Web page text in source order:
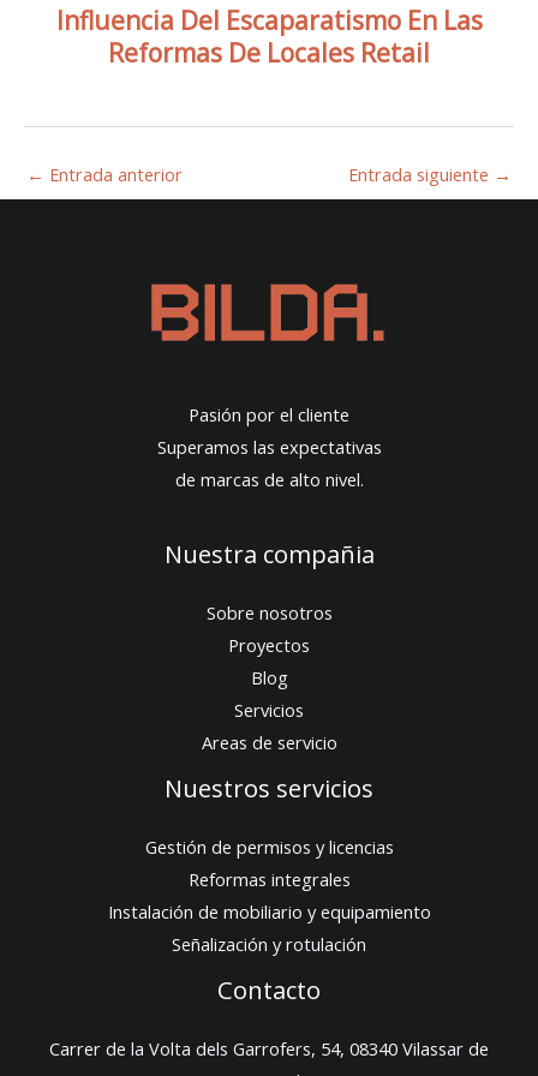
Influencia Del Escaparatismo En Las
Reformas De Locales Retail
← Entrada anterior Entrada siguiente →
Pasión por el cliente
Superamos las expectativas
de marcas de alto nivel.
Nuestra compañia
Sobre nosotros
Proyectos
Blog
Servicios
Areas de servicio
Nuestros servicios
Gestión de permisos y licencias
Reformas integrales
Instalación de mobiliario y equipamiento
Señalización y rotulación
Contacto
Carrer de la Volta dels Garrofers, 54, 08340 Vilassar de